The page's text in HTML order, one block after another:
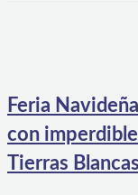
Feria
con
Tierras Blancas